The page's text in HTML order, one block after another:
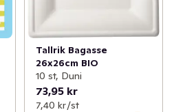
Tallrik Bagasse
26x26cm BIO
10 st, Duni
73,95 kr
7,40 kr /st